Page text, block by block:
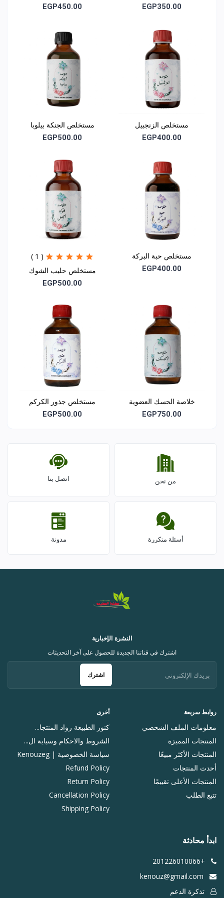
EGP350.00
EGP450.00
مستخلص الزنجبيل
EGP400.00
مستخلص الجنكة بيلوبا
EGP500.00
مستخلص حبة البركة
EGP400.00
( 1 )
مستخلص حليب الشوك
(شوك الجمل)
EGP500.00
خلاصة الحسك العضوية
EGP750.00
مستخلص جذور الكركم
(كركمين)
EGP500.00
من نحن اتصل بنا
أسئلة متكررة مدونة
روابط سريعة
معلومات الملف الشخصي
المنتجات المميزة
المنتجات الأكثر مبيعًا
أحدث المنتجات
المنتجات الأعلى تقييمًا
تتبع الطلب
أخرى
كنوز الطبيعة رواد المنتجا...
الشروط والاحكام وسياية ال...
سياسة الخصوصية | Kenouzeg
Refund Policy
Return Policy
Cancellation Policy
Shipping Policy
النشرة الإخبارية
اشترك في قناتنا الجديدة للحصول على آخر التحديثات
اشترك
ابدأ محادثة
+201226010066
تذكرة الدعم